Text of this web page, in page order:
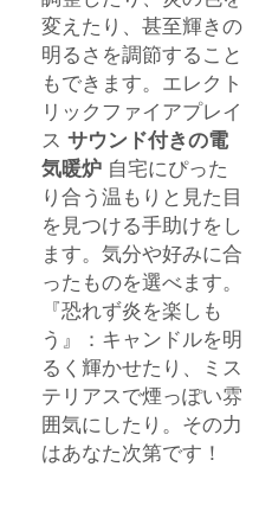
変えたり、甚至輝きの
明るさを調節すること
もできます。エレクト
リックファイアプレイ
ス サウンド付きの電
気暖炉 自宅にぴった
り合う温もりと見た目
を見つける手助けをし
ます。気分や好みに合
ったものを選べます。
『恐れず炎を楽しも
う』：キャンドルを明
るく輝かせたり、ミス
テリアスで煙っぽい雰
囲気にしたり。その力
はあなた次第です！